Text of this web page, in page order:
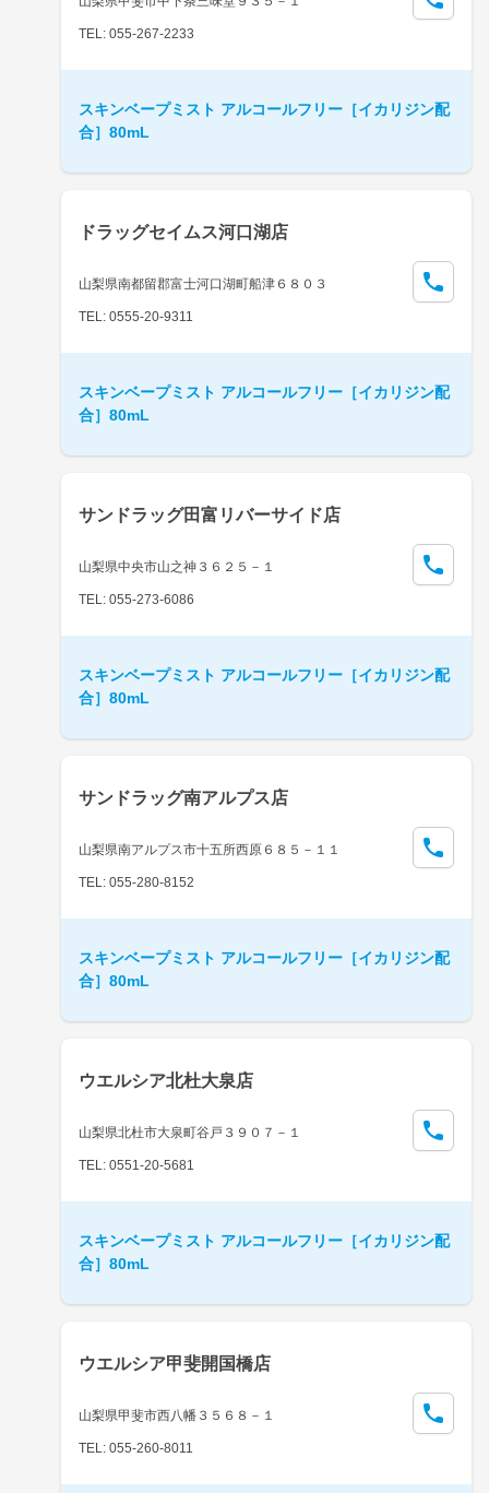
TEL: 055-267-2233
スキンベープミスト アルコールフリー［イカリジン配
合］80mL
ドラッグセイムス河口湖店
山梨県南都留郡富士河口湖町船津６８０３
TEL: 0555-20-9311
スキンベープミスト アルコールフリー［イカリジン配
合］80mL
サンドラッグ田富リバーサイド店
山梨県中央市山之神３６２５－１
TEL: 055-273-6086
スキンベープミスト アルコールフリー［イカリジン配
合］80mL
サンドラッグ南アルプス店
山梨県南アルプス市十五所西原６８５－１１
TEL: 055-280-8152
スキンベープミスト アルコールフリー［イカリジン配
合］80mL
ウエルシア北杜大泉店
山梨県北杜市大泉町谷戸３９０７－１
TEL: 0551-20-5681
スキンベープミスト アルコールフリー［イカリジン配
合］80mL
ウエルシア甲斐開国橋店
山梨県甲斐市西八幡３５６８－１
TEL: 055-260-8011